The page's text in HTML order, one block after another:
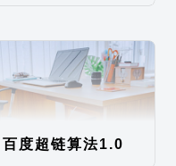
百度超链算法1.0